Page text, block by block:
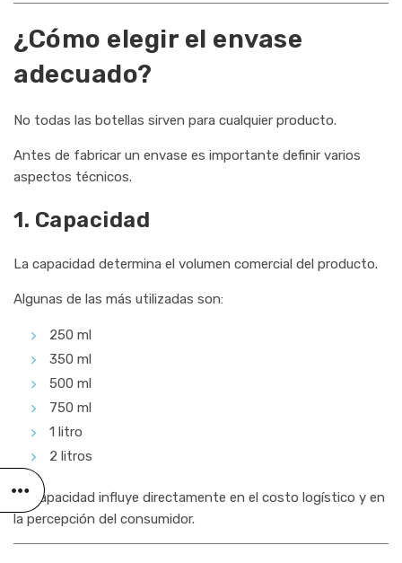
¿Cómo elegir el envase
adecuado?
No todas las botellas sirven para cualquier producto.
Antes de fabricar un envase es importante definir varios
aspectos técnicos.
1. Capacidad
La capacidad determina el volumen comercial del producto.
Algunas de las más utilizadas son:
250 ml
350 ml
500 ml
750 ml
1 litro
2 litros
La capacidad influye directamente en el costo logístico y en
la percepción del consumidor.